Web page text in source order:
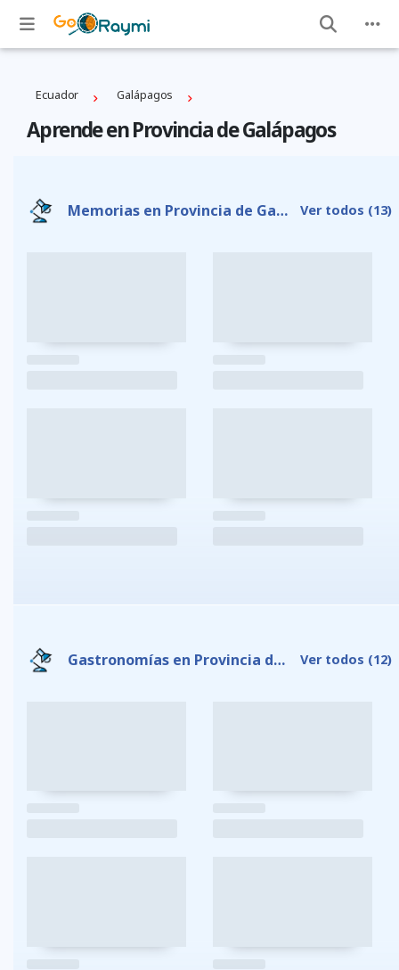
Ecuador Galápagos
Aprende en Provincia de Galápagos
Memorias en Provincia de Galápagos Ver todos (13)
Gastronomías en Provincia de Galápagos Ver todos (12)